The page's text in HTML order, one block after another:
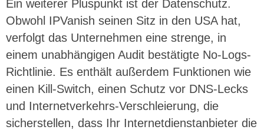
Ein weiterer Pluspunkt ist der Datenschutz.
Obwohl IPVanish seinen Sitz in den USA hat,
verfolgt das Unternehmen eine strenge, in
einem unabhängigen Audit bestätigte No-Logs-
Richtlinie. Es enthält außerdem Funktionen wie
einen Kill-Switch, einen Schutz vor DNS-Lecks
und Internetverkehrs-Verschleierung, die
sicherstellen, dass Ihr Internetdienstanbieter die